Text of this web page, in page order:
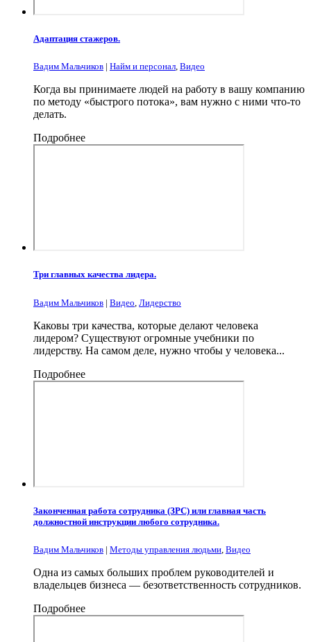
Адаптация стажеров.
Вадим Мальчиков | Найм и персонал, Видео
Когда вы принимаете людей на работу в вашу компанию
по методу «быстрого потока», вам нужно с ними что-то
делать.
Подробнее
Три главных качества лидера.
Вадим Мальчиков | Видео Лидерство
Каковы три качества, которые делают человека
лидером? Существуют огромные учебники по
лидерству. На самом деле, нужно чтобы у человека...
Подробнее
Законченная работа сотрудника (ЗРС) или главная часть
должностной инструкции любого сотрудника.
Вадим Мальчиков | Методы управления людьми Видео
Одна из самых больших проблем руководителей и
владельцев бизнеса — безответственность сотрудников.
Подробнее